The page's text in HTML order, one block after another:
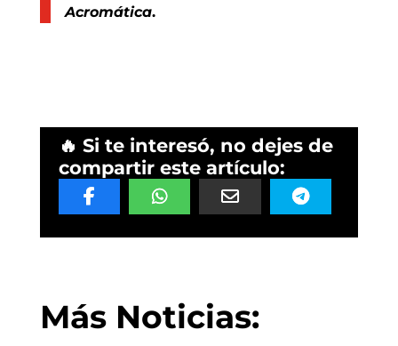
Acromática.
🔥 Si te interesó, no dejes de
compartir este artículo:
Más Noticias: